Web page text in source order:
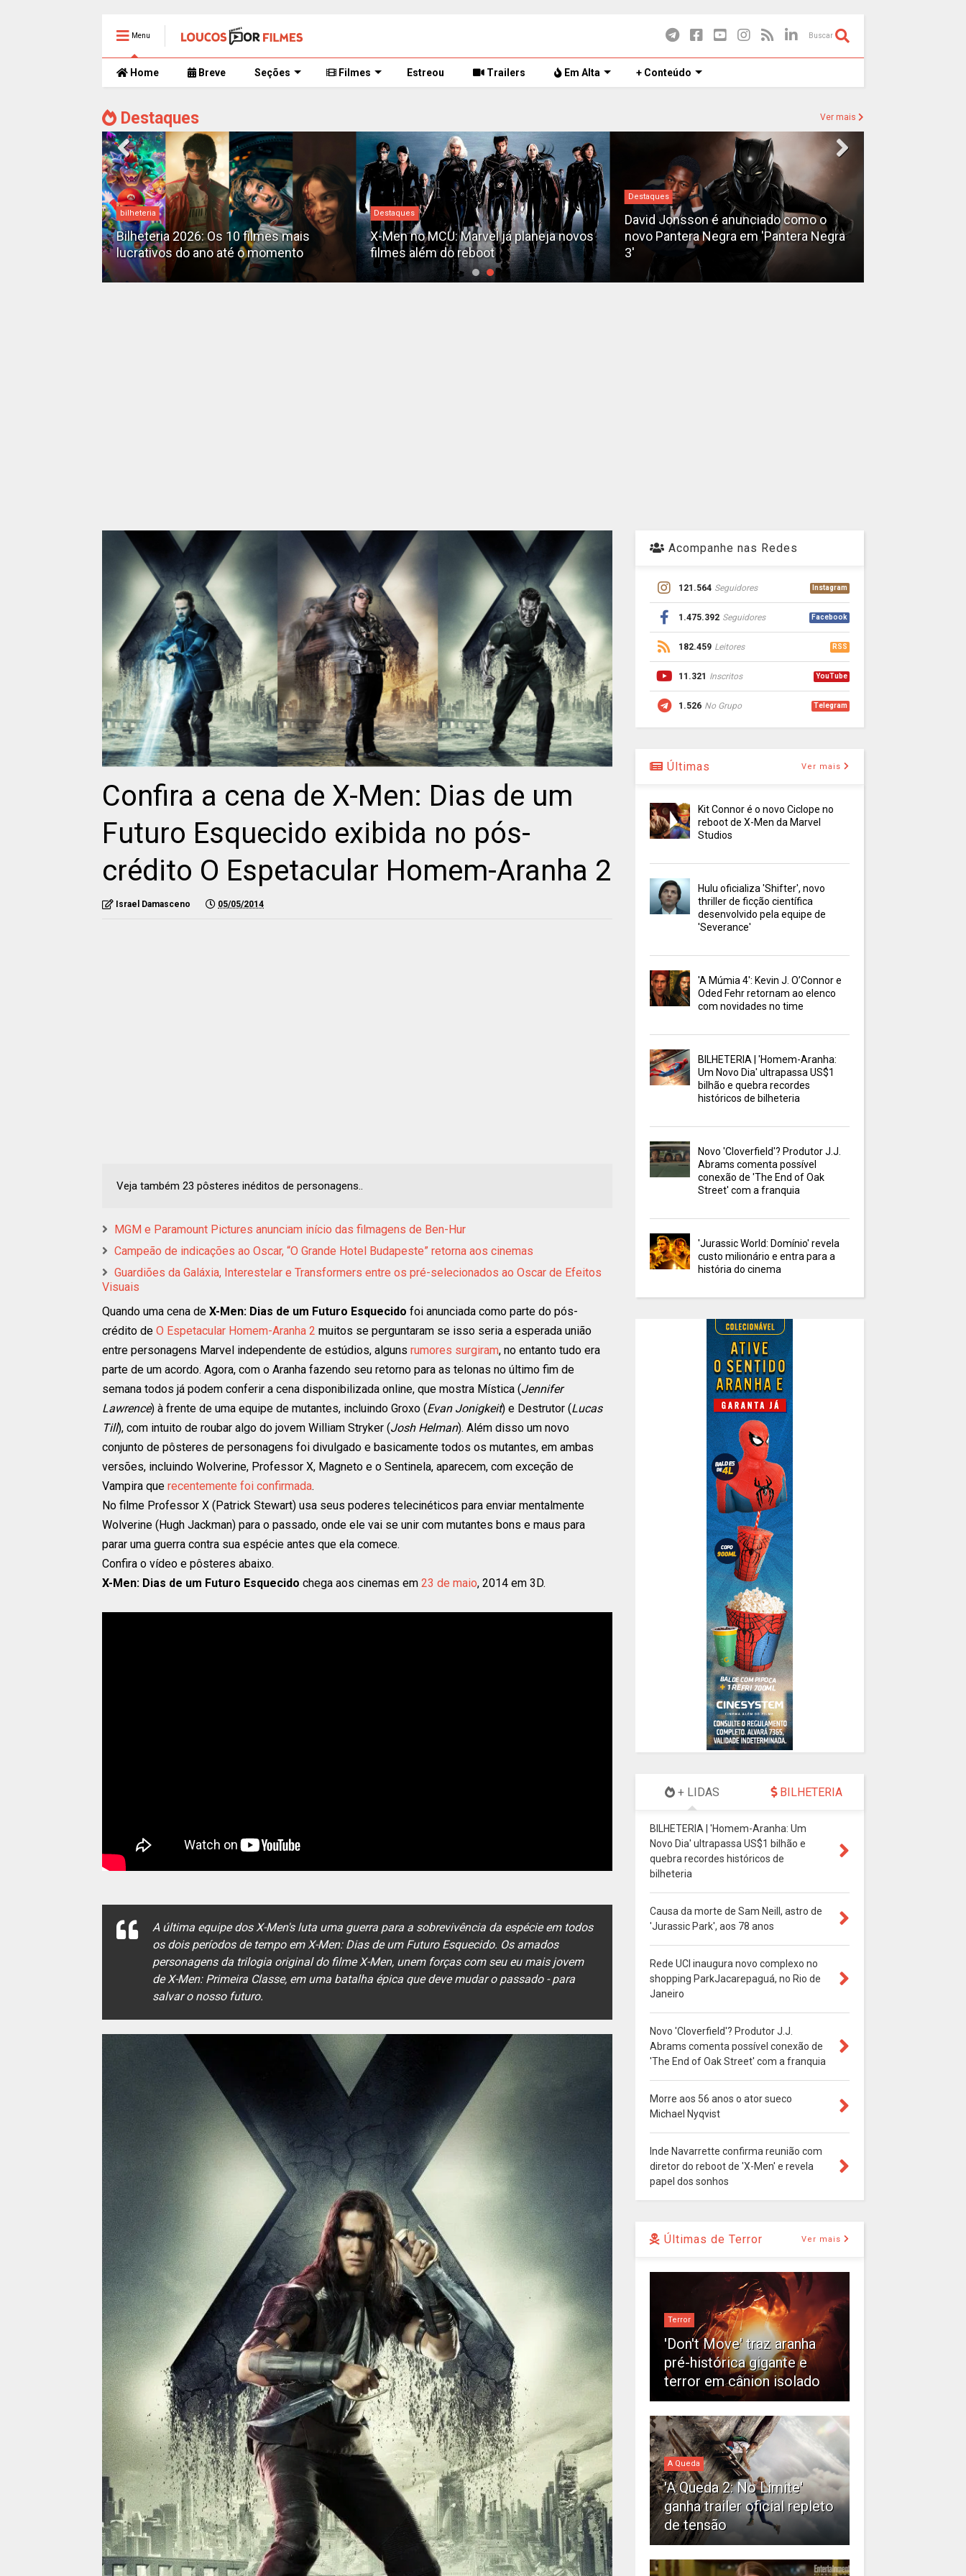
Menu Buscar
Home Breve Seções Filmes Estreou Trailers Em Alta + Conteúdo
Destaques Ver mais
bilheteria
Bilheteria 2026: Os 10 filmes mais
lucrativos do ano até o momento
Destaques
X-Men no MCU: Marvel já planeja novos
filmes além do reboot
Destaques
David Jonsson é anunciado como o
novo Pantera Negra em 'Pantera Negra
3'
Confira a cena de X-Men: Dias de um
Futuro Esquecido exibida no pós-
crédito O Espetacular Homem-Aranha 2
Israel Damasceno 05/05/2014
Veja também 23 pôsteres inéditos de personagens..
MGM e Paramount Pictures anunciam início das filmagens de Ben-Hur
Campeão de indicações ao Oscar, “O Grande Hotel Budapeste” retorna aos cinemas
Guardiões da Galáxia, Interestelar e Transformers entre os pré-selecionados ao Oscar de Efeitos
Visuais
Quando uma cena de X-Men: Dias de um Futuro Esquecido foi anunciada como parte do pós-
crédito de O Espetacular Homem-Aranha 2 muitos se perguntaram se isso seria a esperada união
entre personagens Marvel independente de estúdios, alguns rumores surgiram, no entanto tudo era
parte de um acordo. Agora, com o Aranha fazendo seu retorno para as telonas no último fim de
semana todos já podem conferir a cena disponibilizada online, que mostra Mística (Jennifer
Lawrence) à frente de uma equipe de mutantes, incluindo Groxo (Evan Jonigkeit) e Destrutor (Lucas
Till), com intuito de roubar algo do jovem William Stryker (Josh Helman). Além disso um novo
conjunto de pôsteres de personagens foi divulgado e basicamente todos os mutantes, em ambas
versões, incluindo Wolverine, Professor X, Magneto e o Sentinela, aparecem, com exceção de
Vampira que recentemente foi confirmada.
No filme Professor X (Patrick Stewart) usa seus poderes telecinéticos para enviar mentalmente
Wolverine (Hugh Jackman) para o passado, onde ele vai se unir com mutantes bons e maus para
parar uma guerra contra sua espécie antes que ela comece.
Confira o vídeo e pôsteres abaixo.
X-Men: Dias de um Futuro Esquecido chega aos cinemas em 23 de maio, 2014 em 3D.
A última equipe dos X-Men's luta uma guerra para a sobrevivência da espécie em todos
os dois períodos de tempo em X-Men: Dias de um Futuro Esquecido. Os amados
personagens da trilogia original do filme X-Men, unem forças com seu eu mais jovem
de X-Men: Primeira Classe, em uma batalha épica que deve mudar o passado - para
salvar o nosso futuro.
Acompanhe nas Redes
121.564 Seguidores Instagram
1.475.392 Seguidores Facebook
182.459 Leitores RSS
11.321 Inscritos YouTube
1.526 No Grupo Telegram
Últimas Ver mais
Kit Connor é o novo Ciclope no
reboot de X-Men da Marvel
Studios
Hulu oficializa 'Shifter', novo
thriller de ficção científica
desenvolvido pela equipe de
'Severance'
'A Múmia 4': Kevin J. O’Connor e
Oded Fehr retornam ao elenco
com novidades no time
BILHETERIA | 'Homem-Aranha:
Um Novo Dia' ultrapassa US$1
bilhão e quebra recordes
históricos de bilheteria
Novo 'Cloverfield'? Produtor J.J.
Abrams comenta possível
conexão de 'The End of Oak
Street' com a franquia
'Jurassic World: Domínio' revela
custo milionário e entra para a
história do cinema
+ LIDAS BILHETERIA
BILHETERIA | 'Homem-Aranha: Um
Novo Dia' ultrapassa US$1 bilhão e
quebra recordes históricos de
bilheteria
Causa da morte de Sam Neill, astro de
'Jurassic Park', aos 78 anos
Rede UCI inaugura novo complexo no
shopping ParkJacarepaguá, no Rio de
Janeiro
Novo 'Cloverfield'? Produtor J.J.
Abrams comenta possível conexão de
'The End of Oak Street' com a franquia
Morre aos 56 anos o ator sueco
Michael Nyqvist
Inde Navarrette confirma reunião com
diretor do reboot de 'X-Men' e revela
papel dos sonhos
Últimas de Terror Ver mais
Terror
'Don't Move' traz aranha
pré-histórica gigante e
terror em cânion isolado
A Queda
'A Queda 2: No Limite'
ganha trailer oficial repleto
de tensão